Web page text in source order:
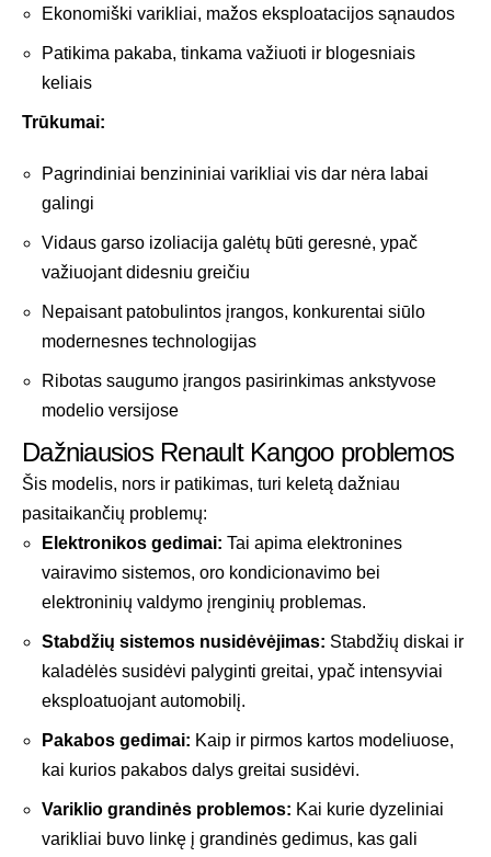
Ekonomiški varikliai, mažos eksploatacijos sąnaudos
Patikima pakaba, tinkama važiuoti ir blogesniais
keliais
Trūkumai:
Pagrindiniai benzininiai varikliai vis dar nėra labai
galingi
Vidaus garso izoliacija galėtų būti geresnė, ypač
važiuojant didesniu greičiu
Nepaisant patobulintos įrangos, konkurentai siūlo
modernesnes technologijas
Ribotas saugumo įrangos pasirinkimas ankstyvose
modelio versijose
Dažniausios Renault Kangoo problemos
Šis modelis, nors ir patikimas, turi keletą dažniau
pasitaikančių problemų:
Elektronikos gedimai: Tai apima elektronines
vairavimo sistemos, oro kondicionavimo bei
elektroninių valdymo įrenginių problemas.
Stabdžių sistemos nusidėvėjimas: Stabdžių diskai ir
kaladėlės susidėvi palyginti greitai, ypač intensyviai
eksploatuojant automobilį.
Pakabos gedimai: Kaip ir pirmos kartos modeliuose,
kai kurios pakabos dalys greitai susidėvi.
Variklio grandinės problemos: Kai kurie dyzeliniai
varikliai buvo linkę į grandinės gedimus, kas gali